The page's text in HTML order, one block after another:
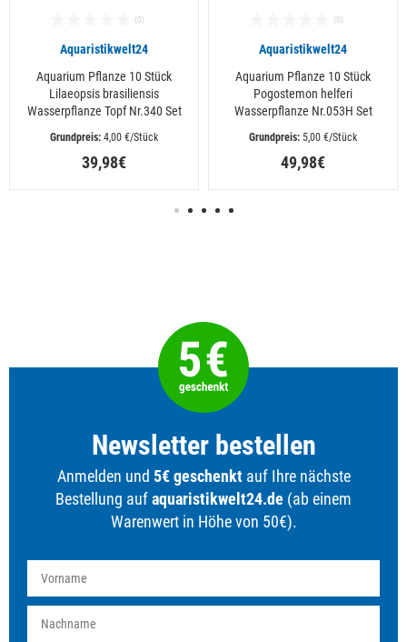
Aquaristikwelt24
Aquarium Pflanze 10 Stück
Lilaeopsis brasiliensis
Wasserpflanze Topf Nr.340 Set
4,00 €/Stück
39,98€
Aquaristikwelt24
Aquarium Pflanze 10 Stück
Pogostemon helferi
Wasserpflanze Nr.053H Set
5,00 €/Stück
49,98€
Newsletter bestellen
Anmelden und 5€ geschenktauf Ihre nächste
Bestellung aufaquaristikwelt24.de (ab einem
Warenwert in Höhe von 50€).